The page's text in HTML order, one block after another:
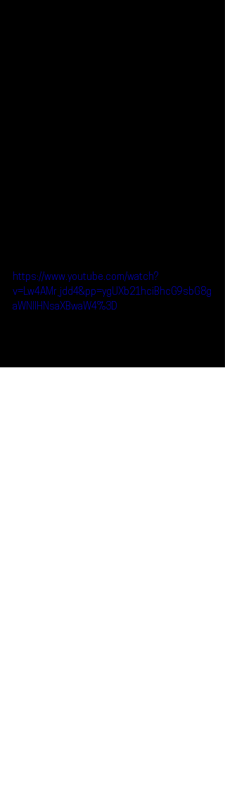
https://www.youtube.com/watch?
v=Lw4AMr_jdd4&pp=ygUXb21hciBhcG9sbG8g
aWNlIHNsaXBwaW4%3D